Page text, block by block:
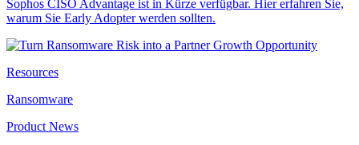
Sophos CISO Advantage ist in Kürze verfügbar. Hier erfahren Sie,
warum Sie Early Adopter werden sollten.
Resources
Ransomware
Product News